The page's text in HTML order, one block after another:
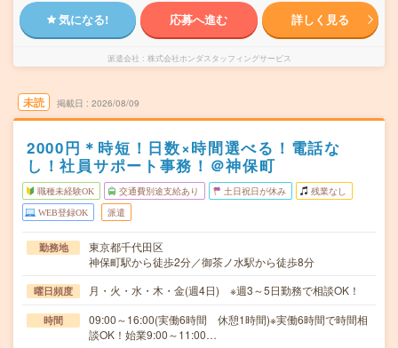
気になる! 応募へ進む 詳しく見る
派遣会社 株式会社ホンダスタッフィングサービス
未読 掲載日 2026/08/09
2000円＊時短！日数×時間選べる！電話な
し！社員サポート事務！＠神保町
職種未経験OK 交通費別途支給あり 土日祝日が休み 残業なし
WEB登録OK 派遣
勤務地
東京都千代田区
神保町駅から徒歩2分／御茶ノ水駅から徒歩8分
曜日頻度 月・火・水・木・金(週4日) ※週3～5日勤務で相談OK！
時間
09:00～16:00(実働6時間 休憩1時間)※実働6時間で時間相
談OK！始業9:00～11:00…